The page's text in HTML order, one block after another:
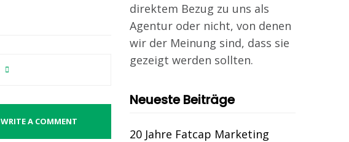
WRITE A COMMENT
direktem Bezug zu uns als
Agentur oder nicht, von denen
wir der Meinung sind, dass sie
gezeigt werden sollten.
Neueste Beiträge
20 Jahre Fatcap Marketing